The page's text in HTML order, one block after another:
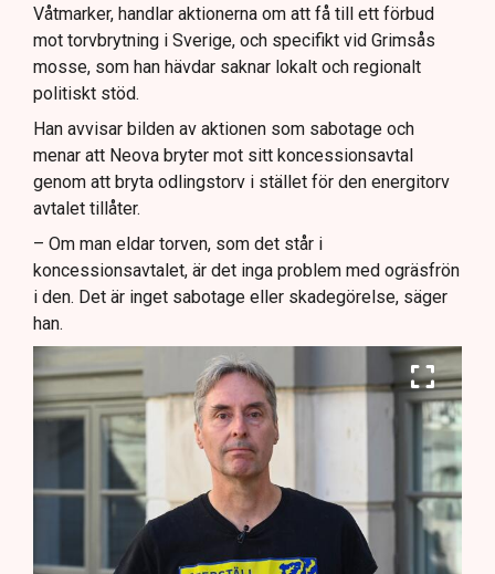
Våtmarker, handlar aktionerna om att få till ett förbud
mot torvbrytning i Sverige, och specifikt vid Grimsås
mosse, som han hävdar saknar lokalt och regionalt
politiskt stöd.
Han avvisar bilden av aktionen som sabotage och
menar att Neova bryter mot sitt koncessionsavtal
genom att bryta odlingstorv i stället för den energitorv
avtalet tillåter.
– Om man eldar torven, som det står i
koncessionsavtalet, är det inga problem med ogräsfrön
i den. Det är inget sabotage eller skadegörelse, säger
han.